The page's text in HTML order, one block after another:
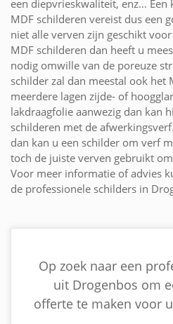
een diepvrieskwaliteit, enz… Een
MDF schilderen vereist dus een
niet alle verven zijn geschikt
MDF schilderen dan heeft u
nodig omwille van de poreuze
schilder zal dan meestal ook het
meerdere lagen zijde- of
lakdraagfolie aanwezig dan kan
schilderen met de
dan kan u een schilder om verf
toch de juiste verven gebruikt
Voor meer informatie of advies
de professionele schilders in
Op zoek naar een
uit Drogenbos om
offerte te maken voor